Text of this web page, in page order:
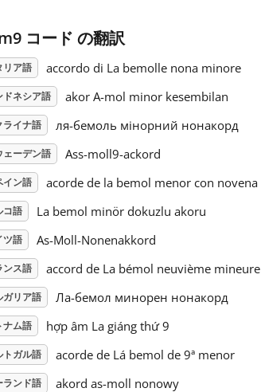
コード の翻訳
リア語 accordo di La bemolle nona minore
ドネシア語 akor A-mol minor kesembilan
ライナ語 ля-бемоль мінорний нонакорд
ェーデン語 Ass-moll9-ackord
イン語 acorde de la bemol menor con novena
コ語 La bemol minör dokuzlu akoru
ツ語 As-Moll-Nonenakkord
ンス語 accord de La bémol neuvième mineure
ガリア語 Ла-бемол минорен нонакорд
ナム語 hợp âm La giáng thứ 9
トガル語 acorde de Lá bemol de 9ª menor
ランド語 akord as-moll nonowy